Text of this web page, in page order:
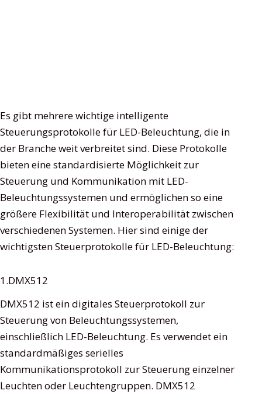
Es gibt mehrere wichtige intelligente
Steuerungsprotokolle für LED-Beleuchtung, die in
der Branche weit verbreitet sind. Diese Protokolle
bieten eine standardisierte Möglichkeit zur
Steuerung und Kommunikation mit LED-
Beleuchtungssystemen und ermöglichen so eine
größere Flexibilität und Interoperabilität zwischen
verschiedenen Systemen. Hier sind einige der
wichtigsten Steuerprotokolle für LED-Beleuchtung:
1.DMX512
DMX512 ist ein digitales Steuerprotokoll zur
Steuerung von Beleuchtungssystemen,
einschließlich LED-Beleuchtung. Es verwendet ein
standardmäßiges serielles
Kommunikationsprotokoll zur Steuerung einzelner
Leuchten oder Leuchtengruppen. DMX512